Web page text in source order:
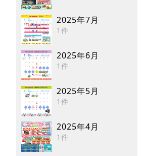
2025年7月
1件
2025年6月
1件
2025年5月
1件
2025年4月
1件